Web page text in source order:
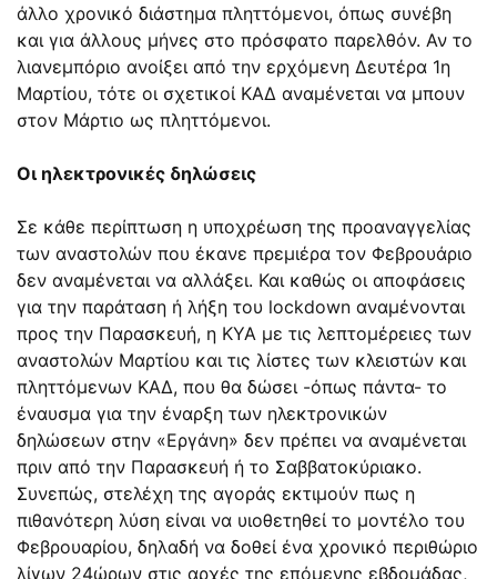
άλλο χρονικό διάστημα πληττόμενοι, όπως συνέβη
και για άλλους μήνες στο πρόσφατο παρελθόν. Αν το
λιανεμπόριο ανοίξει από την ερχόμενη Δευτέρα 1η
Μαρτίου, τότε οι σχετικοί ΚΑΔ αναμένεται να μπουν
στον Μάρτιο ως πληττόμενοι.
Οι ηλεκτρονικές δηλώσεις
Σε κάθε περίπτωση η υποχρέωση της προαναγγελίας
των αναστολών που έκανε πρεμιέρα τον Φεβρουάριο
δεν αναμένεται να αλλάξει. Και καθώς οι αποφάσεις
για την παράταση ή λήξη του lockdown αναμένονται
προς την Παρασκευή, η ΚΥΑ με τις λεπτομέρειες των
αναστολών Μαρτίου και τις λίστες των κλειστών και
πληττόμενων ΚΑΔ, που θα δώσει -όπως πάντα- το
έναυσμα για την έναρξη των ηλεκτρονικών
δηλώσεων στην «Εργάνη» δεν πρέπει να αναμένεται
πριν από την Παρασκευή ή το Σαββατοκύριακο.
Συνεπώς, στελέχη της αγοράς εκτιμούν πως η
πιθανότερη λύση είναι να υιοθετηθεί το μοντέλο του
Φεβρουαρίου, δηλαδή να δοθεί ένα χρονικό περιθώριο
λίγων 24ώρων στις αρχές της επόμενης εβδομάδας,